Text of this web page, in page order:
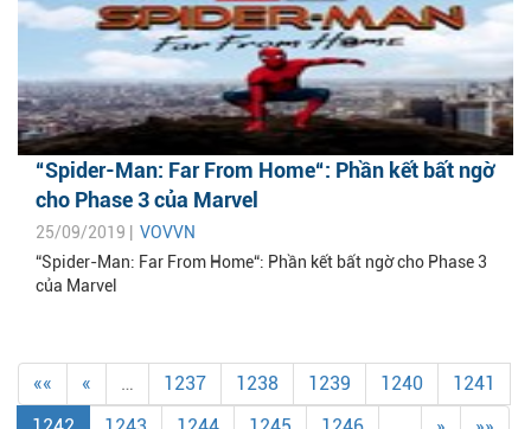
“Spider-Man: Far From Home“: Phần kết bất ngờ
cho Phase 3 của Marvel
25/09/2019 | VOVVN
“Spider-Man: Far From Home“: Phần kết bất ngờ cho Phase 3
của Marvel
«« « … 1237 1238 1239 1240
1241